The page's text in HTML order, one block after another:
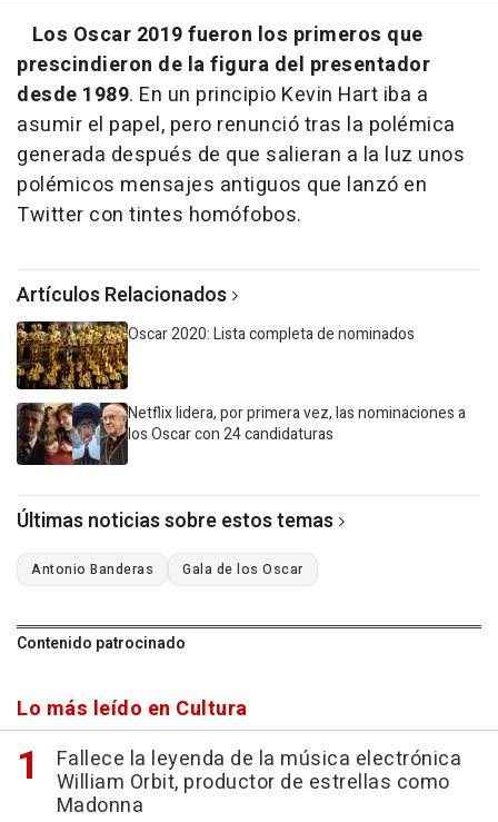
Los Oscar 2019 fueron los primeros que
prescindieron de la figura del presentador
desde 1989. En un principio Kevin Hart iba a
asumir el papel, pero renunció tras la polémica
generada después de que salieran a la luz unos
polémicos mensajes antiguos que lanzó en
Twitter con tintes homófobos.
Artículos Relacionados
Oscar 2020: Lista completa de nominados
Netflix lidera, por primera vez, las nominaciones a
los Oscar con 24 candidaturas
Últimas noticias sobre estos temas
Antonio Banderas Gala de los Oscar
Contenido patrocinado
Lo más leído en Cultura
Fallece la leyenda de la música electrónica
William Orbit, productor de estrellas como
Madonna